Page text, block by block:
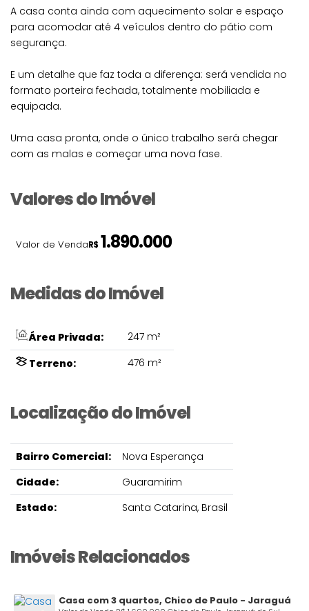
A casa conta ainda com aquecimento solar e espaço
para acomodar até 4 veículos dentro do pátio com
segurança.
E um detalhe que faz toda a diferença: será vendida no
formato porteira fechada, totalmente mobiliada e
equipada.
Uma casa pronta, onde o único trabalho será chegar
com as malas e começar uma nova fase.
Valores do Imóvel
R$ 1.890.000
Valor de Venda
Medidas do Imóvel
Área Privada:
247 m²
Terreno:
476 m²
Localização do Imóvel
Bairro Comercial:
Nova Esperança
Cidade:
Guaramirim
Estado:
Santa Catarina, Brasil
Imóveis Relacionados
Casa com 3 quartos, Chico de Paulo - Jaraguá